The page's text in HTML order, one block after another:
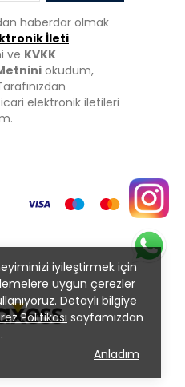
iyileştirmek için
uygun çerezler
Detaylı bilgiye
Politikası sayfamızdan
Anladım
haberdar olmak
İleti
ve KVKK
okudum,
elektronik iletileri